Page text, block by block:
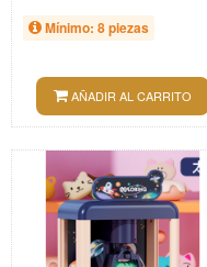
Mínimo: 8 piezas
AÑADIR AL CARRITO